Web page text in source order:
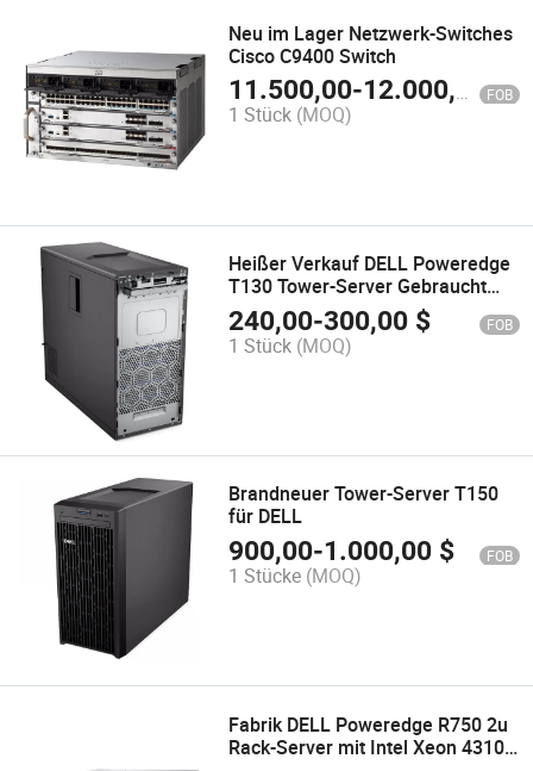
Neu im Lager Netzwerk-Switches
Cisco C9400 Switch
11.500,00-12.000,00 $
FOB
1 Stück (MOQ)
Heißer Verkauf DELL Poweredge
T130 Tower-Server Gebraucht
Refurbished Desktop-Computer
auf Lager
240,00-300,00 $ FOB
1 Stück (MOQ)
Brandneuer Tower-Server T150
für DELL
900,00-1.000,00 $ FOB
1 Stücke (MOQ)
Fabrik DELL Poweredge R750 2u
Rack-Server mit Intel Xeon 4310